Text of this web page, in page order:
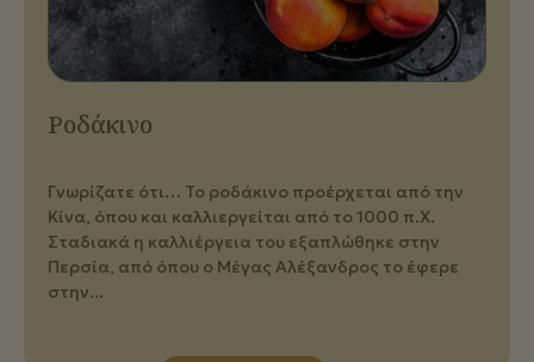
Ροδάκινο
Γνωρίζατε ότι… Το ροδάκινο προέρχεται από την
Κίνα, όπου και καλλιεργείται από το 1000 π.Χ.
Σταδιακά η καλλιέργεια του εξαπλώθηκε στην
Περσία, από όπου ο Μέγας Αλέξανδρος το έφερε
στην...